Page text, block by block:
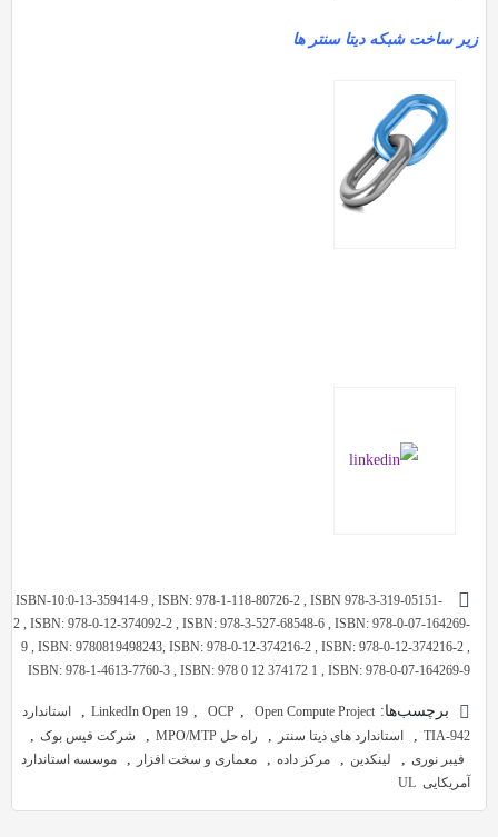
ساخت شبکه دیتا سنتر ها
ISBN-10:0-13-359414-9 , ISBN: 978-1-118-80726-2 , ISBN 978-3-319-05151-
2 , ISBN: 978-0-12-374092-2 , ISBN: 978-3-527-68548-6 , ISBN: 978-0-07-164269-
9 , ISBN: 9780819498243, ISBN: 978-0-12-374216-2 , ISBN: 978-0-12-374216-2 ,
ISBN: 978-1-4613-7760-3 , ISBN: 978 0 12 374172 1 , ISBN: 978-0-07-164269-9
برچسب‌ها: LinkedIn Open 19 , OCP , Open Compute Project
, استاندارد
TIA-942
, استاندارد های دیتا سنتر , راه حل MPO/MTP , شرکت فیس بوک ,
فیبر نوری , لینکدین , مرکز داده , معماری و سخت افزار , موسسه استاندارد
آمریکایی UL